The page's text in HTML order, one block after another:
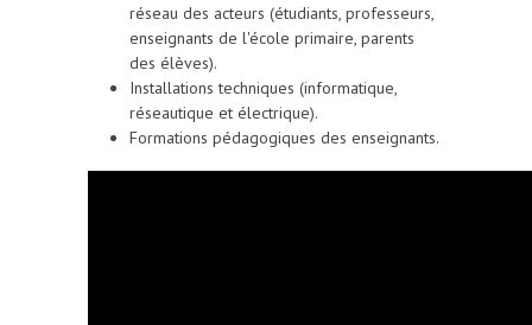
réseau des acteurs (étudiants, professeurs,
enseignants de l'école primaire, parents
des élèves).
Installations techniques (informatique,
réseautique et électrique).
Formations pédagogiques des enseignants.